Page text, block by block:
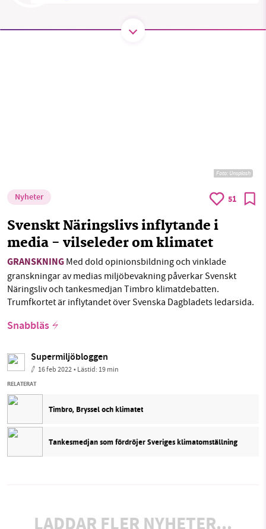
Foto: Unsplash
Nyheter 51
Svenskt Näringslivs inflytande i
media - vilseleder om klimatet
GRANSKNING Med dold opinionsbildning och vinklade
granskningar av medias miljöbevakning påverkar Svenskt
Näringsliv och tankesmedjan Timbro klimatdebatten.
Trumfkortet är inflytandet över Svenska Dagbladets ledarsida.
Snabbläs
Supermiljöbloggen
16 feb 2022• Lästid: 19 min
RELATERAT
Timbro, Bryssel och klimatet
Tankesmedjan som fördröjer Sveriges klimatomställning